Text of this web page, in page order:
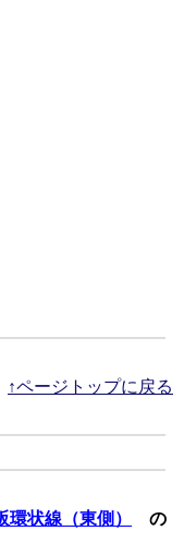
↑ページトップに戻る
環状線（東側）
の